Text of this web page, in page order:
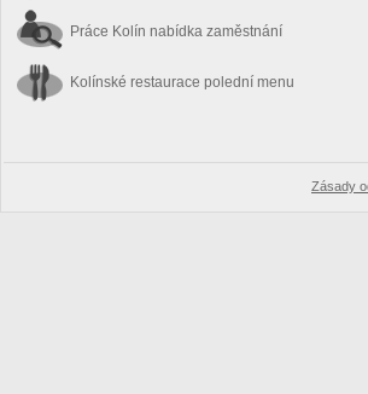
Práce Kolín nabídka zaměstnání
Kolínské restaurace polední menu
Zásady